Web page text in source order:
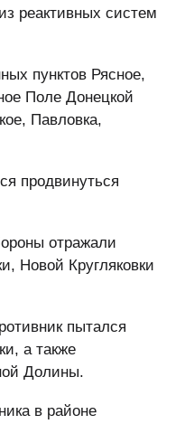
реактивных систем
пунктов Рясное,
Поле Донецкой
Павловка,
продвинуться
отражали
Новой Кругляковки
пытался
а также
Долины.
в районе